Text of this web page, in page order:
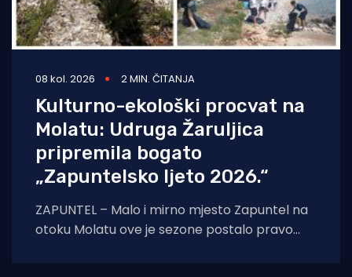
08 kol. 2026 2 MIN. ČITANJA
Kulturno-ekološki procvat na
Molatu: Udruga Žaruljica
pripremila bogato
„Zapuntelsko ljeto 2026.“
ZAPUNTEL – Malo i mirno mjesto Zapuntel na
otoku Molatu ove je sezone postalo pravo